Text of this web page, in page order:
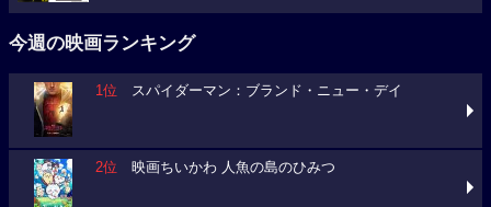
今週の映画ランキング
1位 スパイダーマン：ブランド・ニュー・デイ
2位 映画ちいかわ 人魚の島のひみつ